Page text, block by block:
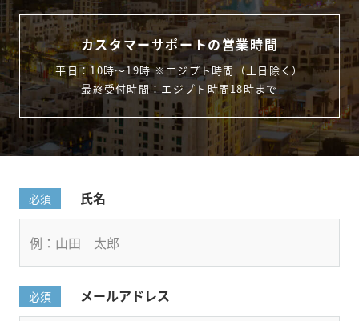
カスタマーサポートの営業時間
平日：10時〜19時 ※エジプト時間（土日除く）
最終受付時間：エジプト時間18時まで
必須 氏名
必須 メールアドレス